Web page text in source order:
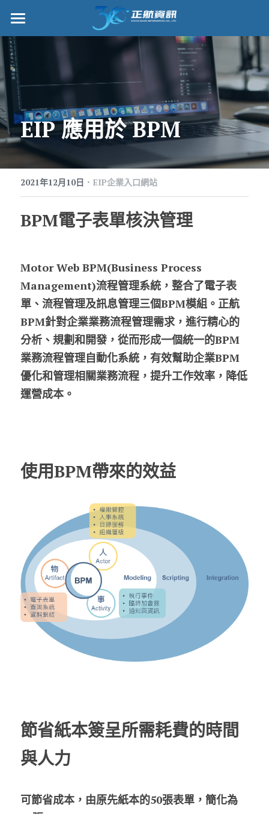
正航首頁
標竿客戶
詢問/採購
客戶服務
正航願景
工作機會
股東專區
ESG永續經營
隱私權政策指南
聯絡正航
搜索
EIP 應用於 BPM
2021年12月10日 · EIP企業入口網站
BPM電子表單核決管理
Motor Web BPM(Business Process
Management)流程管理系統，整合了電子表
單、流程管理及訊息管理三個BPM模組。正航
BPM針對企業業務流程管理需求，進行精心的
分析、規劃和開發，從而形成一個統一的BPM
業務流程管理自動化系統，有效幫助企業BPM
優化和管理相關業務流程，提升工作效率，降低
運營成本。
使用BPM帶來的效益
節省紙本簽呈所需耗費的時間
與人力
可節省成本，由原先紙本的50張表單，簡化為